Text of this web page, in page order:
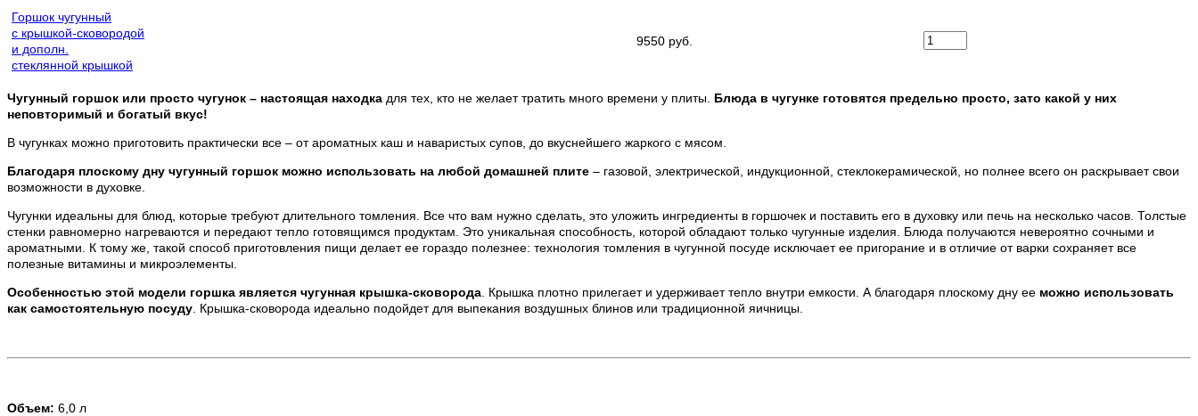
Горшок чугунный
с крышкой-сковородой
и дополн.
стеклянной крышкой
9550 руб.
Чугунный горшок или просто чугунок – настоящая находка для тех, кто не желает тратить много времени у плиты. Блюда в чугунке готовятся предельно просто, зато какой у них
неповторимый и богатый вкус!
В чугунках можно приготовить практически все – от ароматных каш и наваристых супов, до вкуснейшего жаркого с мясом.
Благодаря плоскому дну чугунный горшок можно использовать на любой домашней плите – газовой, электрической, индукционной, стеклокерамической, но полнее всего он раскрывает свои
возможности в духовке.
Чугунки идеальны для блюд, которые требуют длительного томления. Все что вам нужно сделать, это уложить ингредиенты в горшочек и поставить его в духовку или печь на несколько часов. Толстые
стенки равномерно нагреваются и передают тепло готовящимся продуктам. Это уникальная способность, которой обладают только чугунные изделия. Блюда получаются невероятно сочными и
ароматными. К тому же, такой способ приготовления пищи делает ее гораздо полезнее: технология томления в чугунной посуде исключает ее пригорание и в отличие от варки сохраняет все
полезные витамины и микроэлементы.
Особенностью этой модели горшка является чугунная крышка-сковорода . Крышка плотно прилегает и удерживает тепло внутри емкости. А благодаря плоскому дну ее можно использовать
как самостоятельную посуду . Крышка-сковорода идеально подойдет для выпекания воздушных блинов или традиционной яичницы.
Объем: 6,0 л